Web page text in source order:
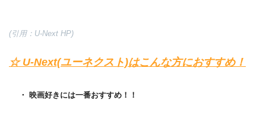
(引用：U-Next HP)
☆ U-Next(ユーネクスト)はこんな方におすすめ！
・ 映画好きには一番おすすめ！！